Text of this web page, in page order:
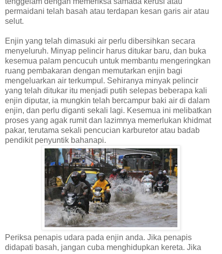
permaidani telah basah atau terdapan kesan garis air atau
selut.
Enjin yang telah dimasuki air perlu dibersihkan secara
menyeluruh. Minyap pelincir harus ditukar baru, dan buka
kesemua palam pencucuh untuk membantu mengeringkan
ruang pembakaran dengan memutarkan enjin bagi
mengeluarkan air terkumpul. Sehiranya minyak pelincir
yang telah ditukar itu menjadi putih selepas beberapa kali
enjin diputar, ia mungkin telah bercampur baki air di dalam
enjin, dan perlu diganti sekali lagi. Kesemua ini melibatkan
proses yang agak rumit dan lazimnya memerlukan khidmat
pakar, terutama sekali pencucian karburetor atau badab
pendikit penyuntik bahanapi.
Periksa penapis udara pada enjin anda. Jika penapis
didapati basah, jangan cuba menghidupkan kereta. Jika